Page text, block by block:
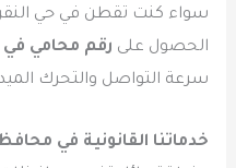
سواء كنت تقطن في حي النقرة
الحصول على رقم محامي في
سرعة التواصل والتحرك
خدماتنا القانونية في